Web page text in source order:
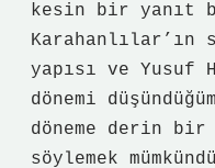
kesin bir yanıt
yapısı ve Yusuf
dönemi
döneme derin
söylemek